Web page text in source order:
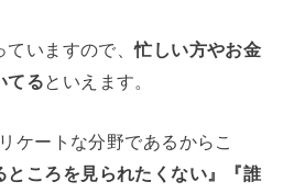
ていますので、忙しい方やお金
てるといえます。
ケートな分野であるからこ
ところを見られたくない』『誰